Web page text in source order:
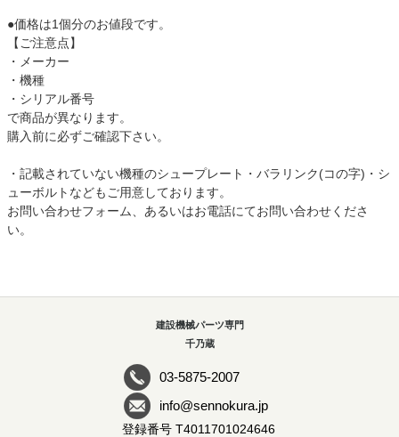
●価格は1個分のお値段です。
【ご注意点】
・メーカー
・機種
・シリアル番号
で商品が異なります。
購入前に必ずご確認下さい。
・記載されていない機種のシュープレート・バラリンク(コの字)・シ
ューボルトなどもご用意しております。
お問い合わせフォーム、あるいはお電話にてお問い合わせくださ
い。
建設機械パーツ専門
千乃蔵
03-5875-2007
info@sennokura.jp
登録番号 T4011701024646